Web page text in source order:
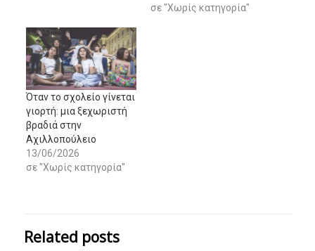
σε "Χωρίς κατηγορία"
Όταν το σχολείο γίνεται
γιορτή: μια ξεχωριστή
βραδιά στην
Αχιλλοπούλειο
13/06/2026
σε "Χωρίς κατηγορία"
Related posts